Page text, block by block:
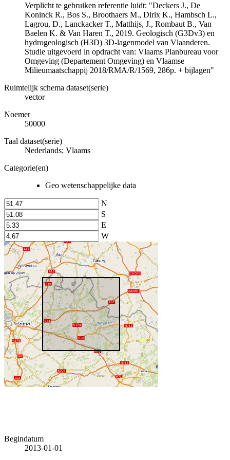
Verplicht te gebruiken referentie luidt: "Deckers J., De
Koninck R., Bos S., Broothaers M., Dirix K., Hambsch L.,
Lagrou, D., Lanckacker T., Matthijs, J., Rombaut B., Van
Baelen K. & Van Haren T., 2019. Geologisch (G3Dv3) en
hydrogeologisch (H3D) 3D-lagenmodel van Vlaanderen.
Studie uitgevoerd in opdracht van: Vlaams Planbureau voor
Omgeving (Departement Omgeving) en Vlaamse
Milieumaatschappij 2018/RMA/R/1569, 286p. + bijlagen"
Ruimtelijk schema dataset(serie)
vector
Noemer
50000
Taal dataset(serie)
Nederlands; Vlaams
Categorie(en)
Geo wetenschappelijke data
N
S
E
W
Begindatum
2013-01-01